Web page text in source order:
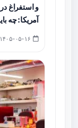
و استفراغ
آمریکا: چه